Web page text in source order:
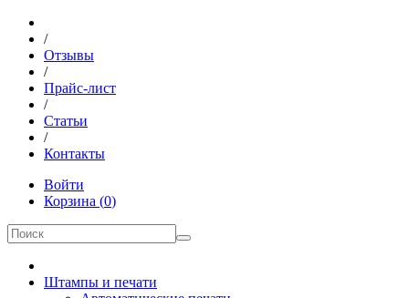
/
Отзывы
/
Прайс-лист
/
Статьи
/
Контакты
Войти
Корзина (0)
Штампы и печати